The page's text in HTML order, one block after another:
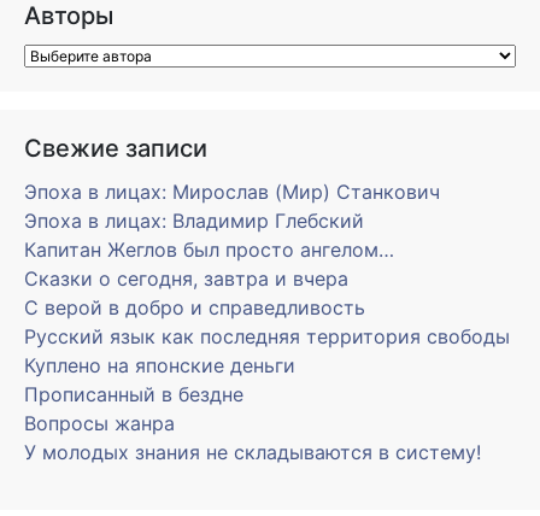
Авторы
Свежие записи
Эпоха в лицах: Мирослав (Мир) Станкович
Эпоха в лицах: Владимир Глебский
Капитан Жеглов был просто ангелом…
Сказки о сегодня, завтра и вчера
С верой в добро и справедливость
Русский язык как последняя территория свободы
Куплено на японские деньги
Прописанный в бездне
Вопросы жанра
У молодых знания не складываются в систему!